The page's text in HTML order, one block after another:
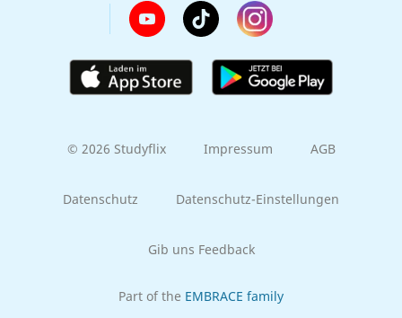
© 2026 Studyflix Impressum AGB
Datenschutz Datenschutz-Einstellungen
Gib uns Feedback
Part of the EMBRACE family